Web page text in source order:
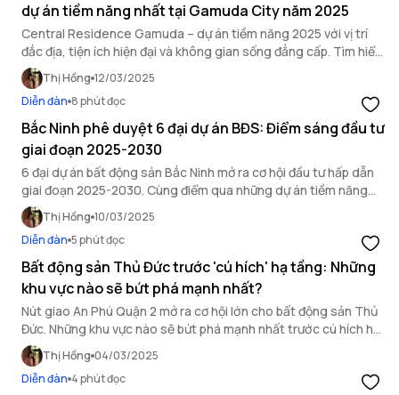
dự án tiềm năng nhất tại Gamuda City năm 2025
Central Residence Gamuda – dự án tiềm năng 2025 với vị trí
đắc địa, tiện ích hiện đại và không gian sống đẳng cấp. Tìm hiểu
ngay!
Thị Hồng 12/03/2025
Diễn đàn 8 phút đọc
Bắc Ninh phê duyệt 6 đại dự án BĐS: Điểm sáng đầu tư
giai đoạn 2025-2030
6 đại dự án bất động sản Bắc Ninh mở ra cơ hội đầu tư hấp dẫn
giai đoạn 2025-2030. Cùng điểm qua những dự án tiềm năng
này!
Thị Hồng 10/03/2025
Diễn đàn 5 phút đọc
Bất động sản Thủ Đức trước 'cú hích' hạ tầng: Những
khu vực nào sẽ bứt phá mạnh nhất?
Nút giao An Phú Quận 2 mở ra cơ hội lớn cho bất động sản Thủ
Đức. Những khu vực nào sẽ bứt phá mạnh nhất trước cú hích hạ
tầng? Phân tích chi tiết trong bài sau.
Thị Hồng 04/03/2025
Diễn đàn 4 phút đọc